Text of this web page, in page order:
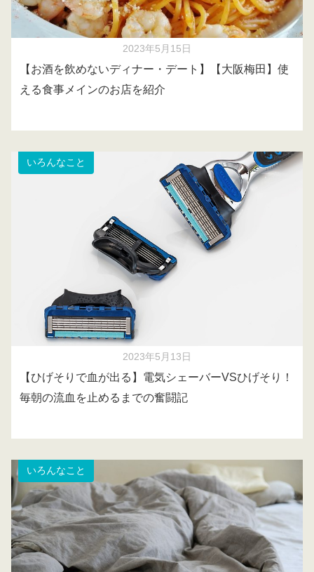
2023年5月15日
【お酒を飲めないディナー・デート】【大阪梅田】使
える食事メインのお店を紹介
いろんなこと
2023年5月13日
【ひげそりで血が出る】電気シェーバーVSひげそり！
毎朝の流血を止めるまでの奮闘記
いろんなこと